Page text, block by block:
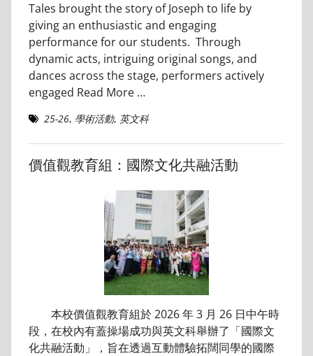
Tales brought the story of Joseph to life by
giving an enthusiastic and engaging
performance for our students. Through
dynamic acts, intriguing original songs, and
dances across the stage, performers actively
engaged Read More …
25-26, 學術活動, 英文科
價值觀教育組：國際文化共融活動
本校價值觀教育組於 2026 年 3 月 26 日中午時
段，在校內有蓋操場成功與英文科舉辦了「國際文
化共融活動」，旨在透過互動體驗拓闊同學的國際